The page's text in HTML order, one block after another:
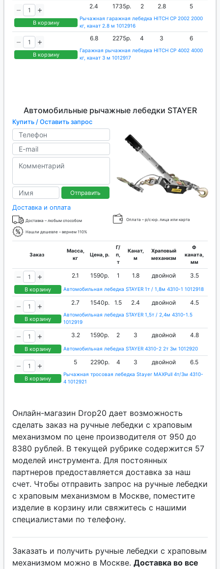
В корзину
2.4 1735р. 2 2.8 5
Рычажная гаражная лебедка HITCH CP 2002 2000
кг, канат 2.8 м 1012916
В корзину
6.8 2275р. 4 3 6
Гаражная рычажная лебедка HITCH CP 4002 4000
кг, канат 3 м 1012917
Автомобильные рычажные лебедки STAYER
Купить / Оставить запрос
Отправить
Доставка и оплата
Доставка – любым способом Оплата – р/с юр. лица или карта
Нашли дешевле – вернем 110%
Заказ
Масса,
кг
Цена, р.
Г/
п,
т
Канат,
м
Храповый
механизм
Ф
каната,
мм
В корзину
2.1 1590р. 1 1.8 двойной 3.5
Автомобильная лебедка STAYER 1т / 1,8м 4310-1 1012918
В корзину
2.7 1540р. 1.5 2.4 двойной 4.5
Автомобильная лебедка STAYER 1,5т / 2,4м 4310-1.5
1012919
В корзину
3.2 1590р. 2 3 двойной 4.8
Автомобильная лебедка STAYER 4310-2 2т 3м 1012920
В корзину
5 2290р. 4 3 двойной 6.5
Рычажная тросовая лебедка Stayer MAXPull 4т/3м 4310-
4 1012921
Онлайн-магазин Drop20 дает возможность
сделать заказ на ручные лебедки с храповым
механизмом по цене производителя от 950 до
8380 рублей. В текущей рубрике содержится 57
моделей инструмента. Для постоянных
партнеров предоставляется доставка за наш
счет. Чтобы отправить запрос на ручные лебедки
с храповым механизмом в Москве, поместите
изделие в корзину или свяжитесь с нашими
специалистами по телефону.
Заказать и получить ручные лебедки с храповым
механизмом можно в Москве. Доставка во все